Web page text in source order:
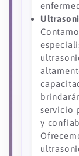
servicio
y